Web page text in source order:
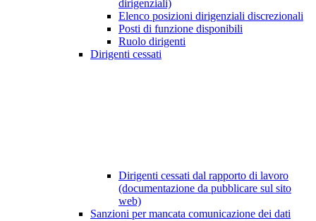
dirigenziali)
Elenco posizioni dirigenziali discrezionali
Posti di funzione disponibili
Ruolo dirigenti
Dirigenti cessati
Dirigenti cessati dal rapporto di lavoro
(documentazione da pubblicare sul sito
web)
Sanzioni per mancata comunicazione dei dati